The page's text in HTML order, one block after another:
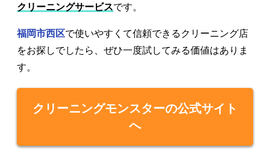
クリーニングサービスです。
福岡市西区で使いやすくて信頼できるクリーニング店
をお探しでしたら、ぜひ一度試してみる価値はありま
す。
クリーニングモンスターの公式サイト
へ